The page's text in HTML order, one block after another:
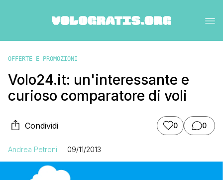
OFFERTE E PROMOZIONI
Volo24.it: un'interessante e
curioso comparatore di voli
Condividi 0 0
Andrea Petroni 09/11/2013